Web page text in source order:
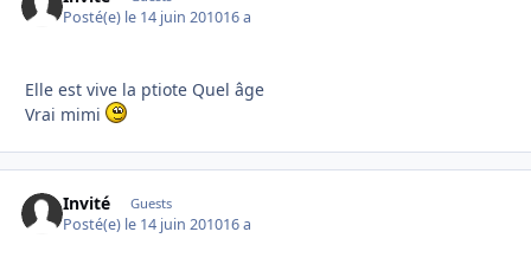
Posté(e) le 14 juin 201016 a
Elle est vive la ptiote Quel âge
Vrai mimi
Invité Guests
Posté(e) le 14 juin 201016 a